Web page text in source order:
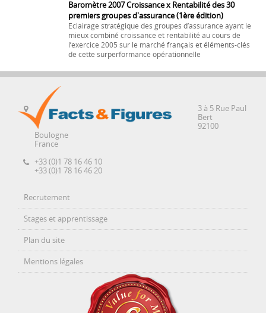
Baromètre 2007 Croissance x Rentabilité des 30
premiers groupes d'assurance (1ère édition)
Eclairage stratégique des groupes d’assurance ayant le
mieux combiné croissance et rentabilité au cours de
l’exercice 2005 sur le marché français et éléments-clés
de cette surperformance opérationnelle
3 à 5 Rue Paul
Bert
92100
Boulogne
France
+33 (0)1 78 16 46 10
+33 (0)1 78 16 46 20
Recrutement
Stages et apprentissage
Plan du site
Mentions légales